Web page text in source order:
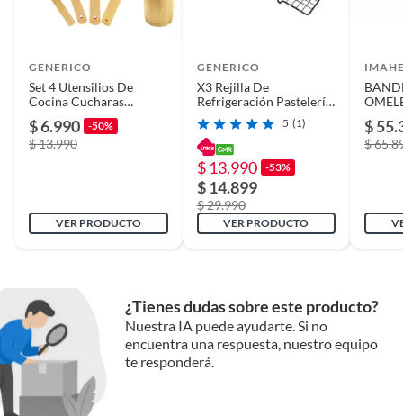
GENERICO
Set 4 Utensilios De
Cocina Cucharas
$ 6.990 -50%
$ 13.990
VER PRODUCTO
GENERICO
X3 Rejilla De
Refrigeración Pastelería
Cocina Rejilla Horno
41c
5 (1)
$ 13.990 -53%
$ 14.899
$ 29.990
VER PRODUCTO
$
$
¿Tienes dudas sobre este producto?
Nuestra IA puede ayudarte. Si no
encuentra una respuesta, nuestro equipo
te responderá.